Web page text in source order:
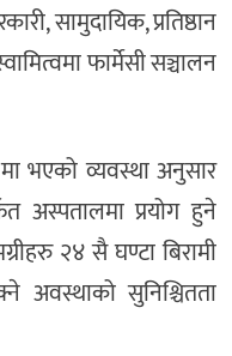
सामुदायिक, प्रतिष्ठान
फार्मेसी सञ्चालन
भएको व्यवस्था अनुसार
अस्पतालमा प्रयोग हुने
२४ सै घण्टा बिरामी
अवस्थाको सुनिश्चितता